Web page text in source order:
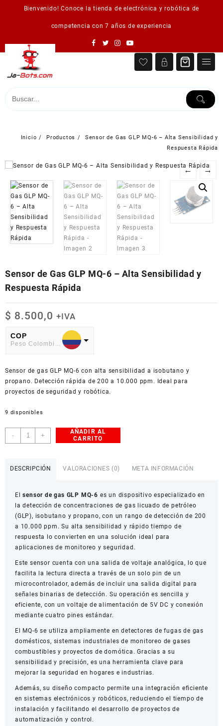
Bienvenido! Conoce la tienda de electrónica y robótica de
competencia con 7 años de experiencia
Inicio Productos
Sensor de Gas GLP MQ-6 – Alta Sensibilidad y
Respuesta Rápida
← →
Sensor de Gas GLP MQ-6 – Alta Sensibilidad y
Respuesta Rápida
$ 8.500,0 +IVA
COP
American Dollar
Sensor de gas GLP MQ-6 con alta sensibilidad a isobutano y
propano. Detección rápida de 200 a 10.000 ppm. Ideal para
proyectos de seguridad y robótica.
9 disponibles
-
Sensor
de
–
Alta
Sensibilidad
y
Respuesta
Rápida
+
AÑADIR AL
CARRITO
DESCRIPCIÓN VALORACIONES (0) META INFORMACIÓN
Elsensor de gas GLP MQ-6 es un dispositivo especializado en
la detección de concentraciones de gas licuado de petróleo
(GLP), isobutano y propano, con un rango de detección de 200
a 10.000 ppm. Su alta sensibilidad y rápido tiempo de
respuesta lo convierten en una solución ideal para
aplicaciones de monitoreo y seguridad.
Este sensor cuenta con una salida de voltaje analógica, lo que
facilita la lectura directa a través de un solo pin de un
microcontrolador, además de incluir una salida digital para
señales binarias de detección. Su operación es sencilla y
eficiente, con un voltaje de alimentación de 5V DC y conexión
mediante cuatro pines estándar.
El MQ-6 se utiliza ampliamente en detectores de fugas de gas
domésticos, sistemas industriales de monitoreo de gases
combustibles y proyectos de domótica. Gracias a su
sensibilidad y precisión, es una herramienta clave para
mejorar la seguridad en hogares e industrias.
Además, su diseño compacto permite una integración eficiente
en sistemas electrónicos y robóticos, reduciendo el tiempo de
instalación y facilitando el desarrollo de proyectos de
automatización y control.